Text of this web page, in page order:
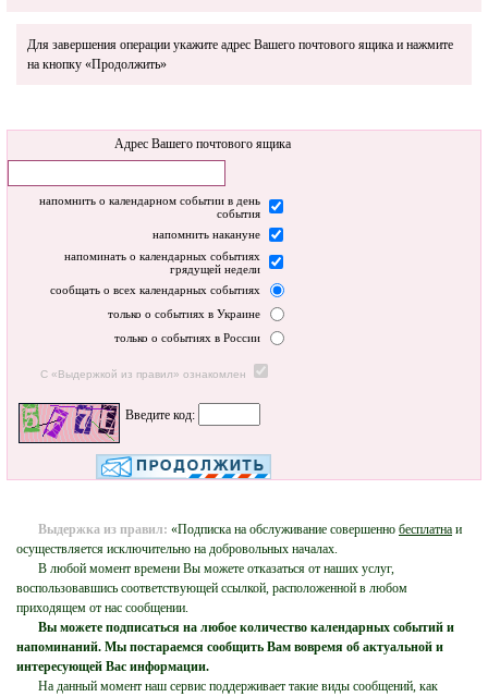
Для завершения операции укажите адрес Вашего почтового ящика и нажмите
на кнопку «Продолжить»
Адрес Вашего почтового ящика
напомнить о календарном событии в день
события
напомнить накануне
напоминать о календарных событиях
грядущей недели
сообщать о всех календарных событиях
только о событиях в Украине
только о событиях в России
С «Выдержкой из правил» ознакомлен
Введите код:
Выдержка из правил: «Подписка на обслуживание совершенно бесплатна и
осуществляется исключительно на добровольных началах.
В любой момент времени Вы можете отказаться от наших услуг,
воспользовавшись соответствующей ссылкой, расположенной в любом
приходящем от нас сообщении.
Вы можете подписаться на любое количество календарных событий и
напоминаний. Мы постараемся сообщить Вам вовремя об актуальной и
интересующей Вас информации.
На данный момент наш сервис поддерживает такие виды сообщений, как